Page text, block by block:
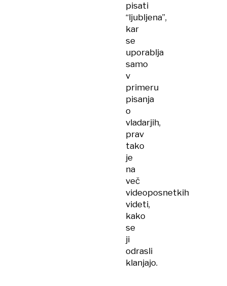
pisati
“ljubljena”,
kar
se
uporablja
samo
v
primeru
pisanja
o
vladarjih,
prav
tako
je
na
več
videoposnetkih
videti,
kako
se
ji
odrasli
klanjajo.